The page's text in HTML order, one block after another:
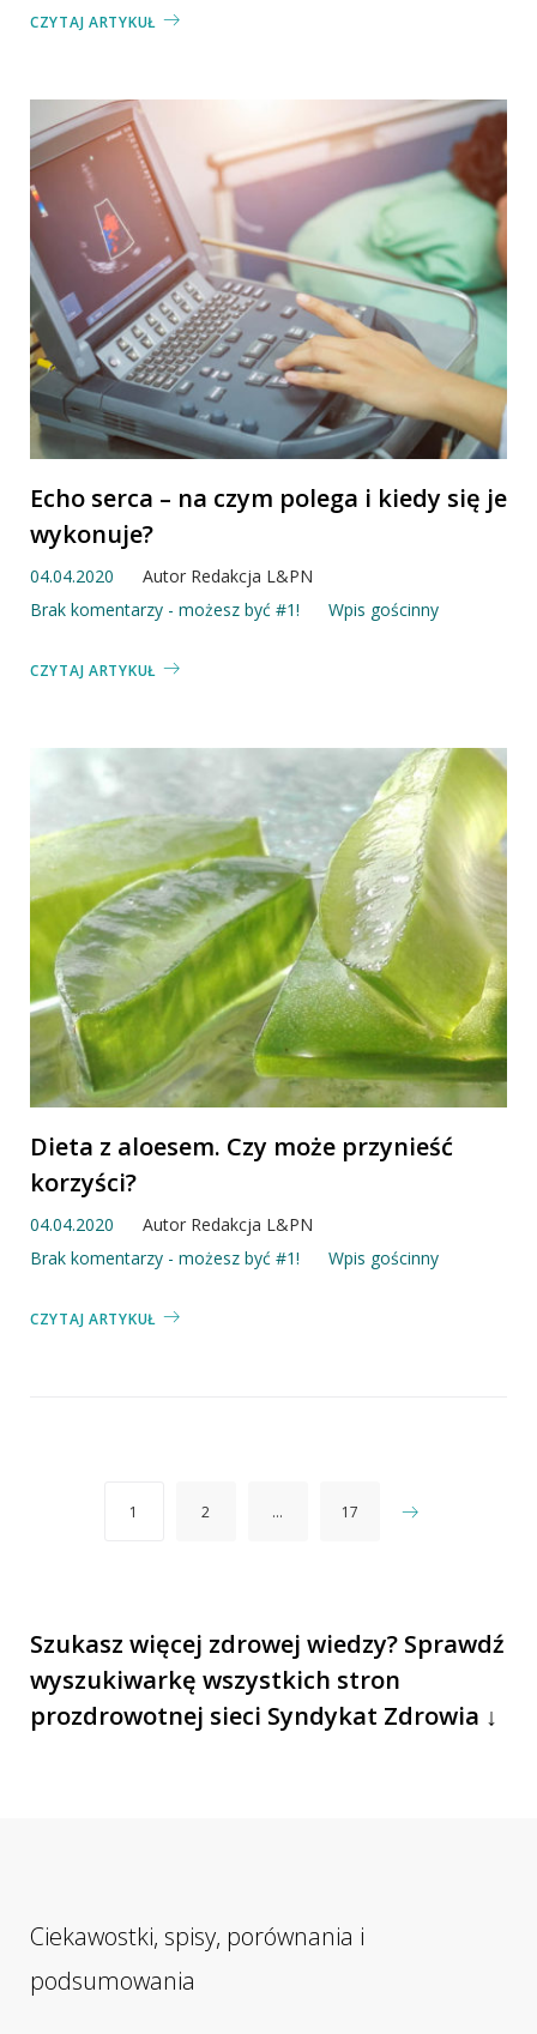
CZYTAJ ARTYKUŁ
Echo serca – na czym polega i kiedy się je
wykonuje?
04.04.2020 Autor Redakcja L&PN
Brak komentarzy - możesz być #1!
Wpis gościnny
CZYTAJ ARTYKUŁ
Dieta z aloesem. Czy może przynieść
korzyści?
04.04.2020 Autor Redakcja L&PN
Brak komentarzy - możesz być #1!
Wpis gościnny
CZYTAJ ARTYKUŁ
1 2 … 17
Szukasz więcej zdrowej wiedzy? Sprawdź
wyszukiwarkę wszystkich stron
prozdrowotnej sieci Syndykat Zdrowia ↓
Ciekawostki, spisy, porównania i
podsumowania